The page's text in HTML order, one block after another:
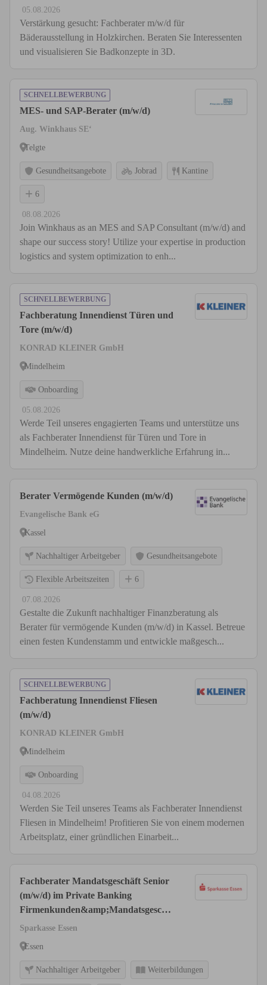
05.08.2026
Verstärkung gesucht: Fachberater m/w/d für
Bäderausstellung in Holzkirchen. Beraten Sie Interessenten
und visualisieren Sie Badkonzepte in 3D.
SCHNELLBEWERBUNG
MES- und SAP-Berater (m/w/d)
Aug. Winkhaus SE‘
Telgte
Gesundheitsangebote Jobrad Kantine
6
08.08.2026
Join Winkhaus as an MES and SAP Consultant (m/w/d) and
shape our success story! Utilize your expertise in production
logistics and system optimization to enh...
SCHNELLBEWERBUNG
Fachberatung Innendienst Türen und
Tore (m/w/d)
KONRAD KLEINER GmbH
Mindelheim
Onboarding
05.08.2026
Werde Teil unseres engagierten Teams und unterstütze uns
als Fachberater Innendienst für Türen und Tore in
Mindelheim. Nutze deine handwerkliche Erfahrung in...
Berater Vermögende Kunden (m/w/d)
Evangelische Bank eG
Kassel
Nachhaltiger Arbeitgeber Gesundheitsangebote
Flexible Arbeitszeiten 6
07.08.2026
Gestalte die Zukunft nachhaltiger Finanzberatung als
Berater für vermögende Kunden (m/w/d) in Kassel. Betreue
einen festen Kundenstamm und entwickle maßgesch...
SCHNELLBEWERBUNG
Fachberatung Innendienst Fliesen
(m/w/d)
KONRAD KLEINER GmbH
Mindelheim
Onboarding
04.08.2026
Werden Sie Teil unseres Teams als Fachberater Innendienst
Fliesen in Mindelheim! Profitieren Sie von einem modernen
Arbeitsplatz, einer gründlichen Einarbeit...
Fachberater Mandatsgeschäft Senior
(m/w/d) im Private Banking
Firmenkunden&amp;Mandatsgeschäf
tSparkasse Essen
Essen
Nachhaltiger Arbeitgeber Weiterbildungen